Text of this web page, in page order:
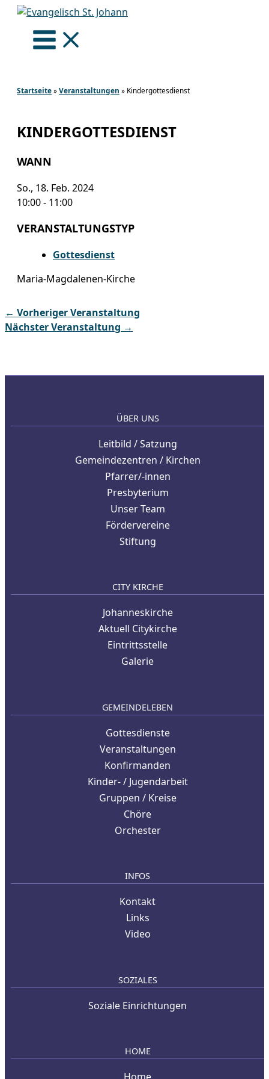
Zum
springen
Startseite»Veranstaltungen » Kindergottesdienst
KINDERGOTTESDIENST
WANN
So., 18. Feb. 2024
10:00 - 11:00
VERANSTALTUNGSTYP
Gottesdienst
Maria-Magdalenen-Kirche
← Vorheriger Veranstaltung
Nächster Veranstaltung →
ÜBER UNS
Leitbild / Satzung
Gemeindezentren / Kirchen
Pfarrer/-innen
Presbyterium
Unser Team
Fördervereine
Stiftung
CITY KIRCHE
Johanneskirche
Aktuell Citykirche
Eintrittsstelle
Galerie
GEMEINDELEBEN
Gottesdienste
Veranstaltungen
Konfirmanden
Kinder- / Jugendarbeit
Gruppen / Kreise
Chöre
Orchester
INFOS
Kontakt
Links
Video
SOZIALES
Soziale Einrichtungen
HOME